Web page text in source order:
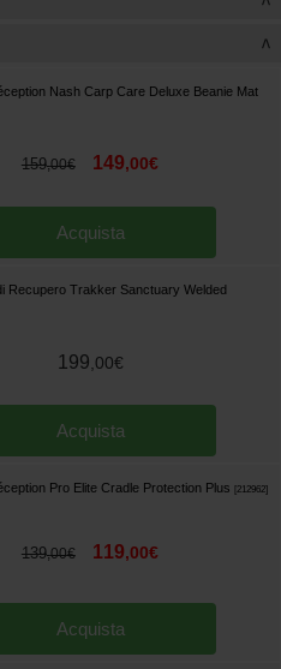
>
Nash Carp Care Deluxe Beanie Mat
159,00€ 149,00€
Acquista
Recupero Trakker Sanctuary Welded
199 00€
Acquista
Pro Elite Cradle Protection Plus [212962]
139,00€ 119,00€
Acquista